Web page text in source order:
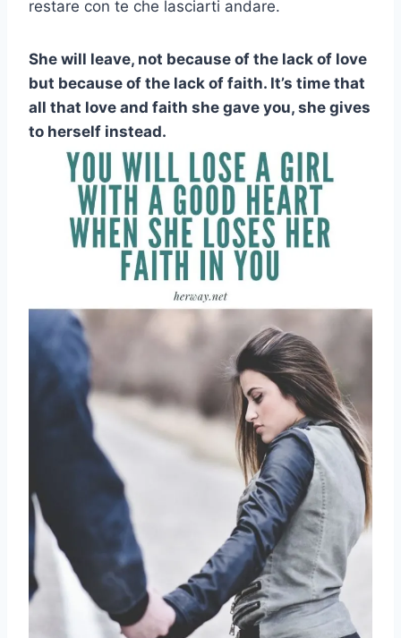
restare con te che lasciarti andare.
She will leave, not because of the lack of love
but because of the lack of faith. It’s time that
all that love and faith she gave you, she gives
to herself instead.